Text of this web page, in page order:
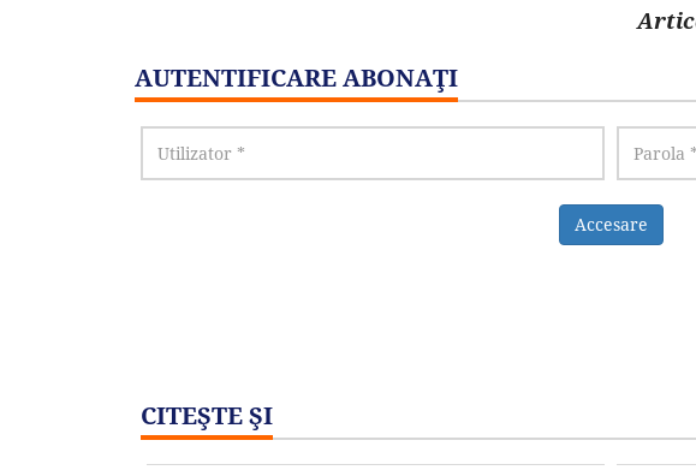
AUTENTIFICARE ABONAŢI
Accesare
CITEŞTE ŞI